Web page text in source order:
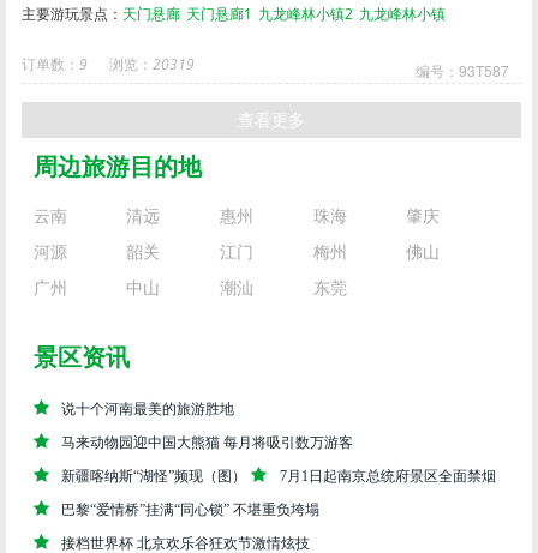
主要游玩景点： 天门悬廊 天门悬廊1 九龙峰林小镇2 九龙峰林小镇
订单数：9 浏览：20319 编号：93T587
查看更多
周边旅游目的地
云南 清远 惠州 珠海
肇庆
河源
韶关 江门 梅州
佛山
广州
中山 潮汕 东莞
景区资讯
说十个河南最美的旅游胜地
马来动物园迎中国大熊猫 每月将吸引数万游客
新疆喀纳斯“湖怪”频现（图）
7月1日起南京总统府景区全面禁烟
巴黎“爱情桥”挂满“同心锁” 不堪重负垮塌
接档世界杯 北京欢乐谷狂欢节激情炫技